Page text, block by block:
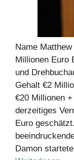
Name
Millionen Euro
und
Gehalt €2
€20 Millionen
derzeitiges
Euro
Damon